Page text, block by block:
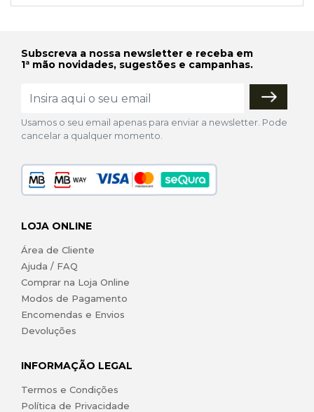
Subscreva a nossa newsletter e receba em
1ª mão novidades, sugestões e campanhas.
Usamos o seu email apenas para enviar a newsletter. Pode
cancelar a qualquer momento.
LOJA ONLINE
Área de Cliente
Ajuda / FAQ
Comprar na Loja Online
Modos de Pagamento
Encomendas e Envios
Devoluções
INFORMAÇÃO LEGAL
Termos e Condições
Política de Privacidade